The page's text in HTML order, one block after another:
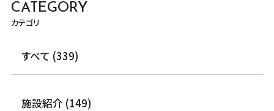
CATEGORY
カテゴリ
すべて (339)
施設紹介 (149)